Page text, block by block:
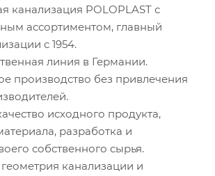
POLOPLAST с
ассортиментом, главный
с 1954.
линия в Германии.
без привлечения
исходного продукта,
разработка и
собственного сырья.
канализации и